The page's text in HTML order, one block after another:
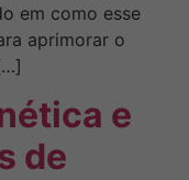
em como esse
aprimorar o
e
de